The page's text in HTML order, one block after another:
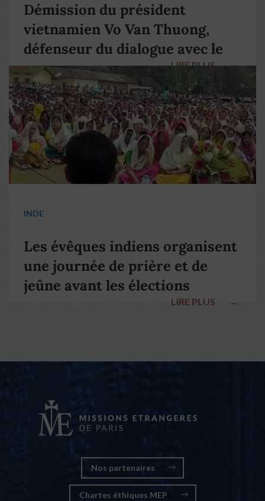
Démission du président
vietnamien Vo Van Thuong,
défenseur du dialogue avec le
pape François
LIRE PLUS →
INDE
Les évêques indiens organisent
une journée de prière et de
jeûne avant les élections
LIRE PLUS →
Nos partenaires
Chartes éthiques MEP